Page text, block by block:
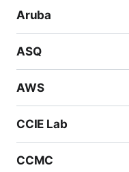
Aruba
ASQ
AWS
CCIE Lab
CCMC